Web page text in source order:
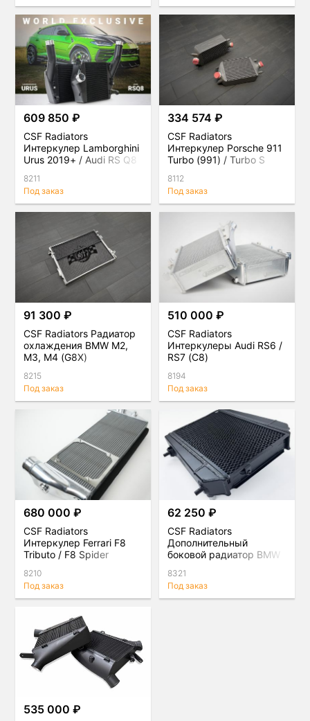
609 850 ₽
CSF Radiators
Интеркулер Lamborghini
Urus 2019+ / Audi RS Q8
8211
Под заказ
334 574 ₽
CSF Radiators
Интеркулер Porsche 911
Turbo (991) / Turbo S
8112
Под заказ
91 300 ₽
CSF Radiators Радиатор
охлаждения BMW M2,
M3, M4 (G8X)
8215
Под заказ
510 000 ₽
CSF Radiators
Интеркулеры Audi RS6 /
RS7 (C8)
8194
Под заказ
680 000 ₽
CSF Radiators
Интеркулер Ferrari F8
Tributo / F8 Spider
8210
Под заказ
62 250 ₽
CSF Radiators
Дополнительный
боковой радиатор BMW
8321
Под заказ
535 000 ₽